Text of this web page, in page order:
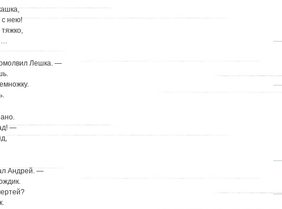
с нею!
Лешка. —
—
Андрей. —